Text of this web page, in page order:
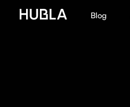
Blog